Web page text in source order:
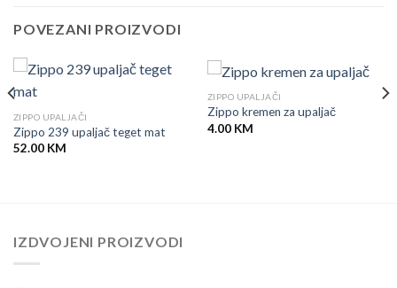
POVEZANI PROIZVODI
ZIPPO UPALJAČI
Zippo 239 upaljač teget mat
52.00 KM
ZIPPO UPALJAČI
Zippo kremen za upaljač
4.00 KM
IZDVOJENI PROIZVODI